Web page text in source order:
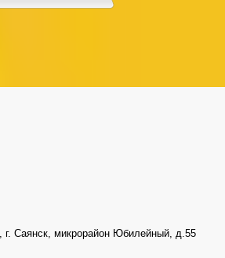
г. Саянск, микрорайон Юбилейный, д.55